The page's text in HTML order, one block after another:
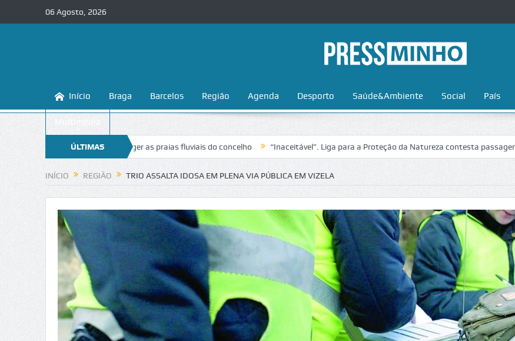
06 Agosto, 2026
Início Braga Barcelos Região Agenda Desporto Saúde&Ambiente Social País
Multimédia
ÚLTIMAS
NOTÍCIAS
a conhecer e proteger as praias fluviais do concelho “Inaceitável”. Liga para a Proteção da Natureza contesta passagem da Volta
INÍCIO REGIÃO TRIO ASSALTA IDOSA EM PLENA VIA PÚBLICA EM VIZELA